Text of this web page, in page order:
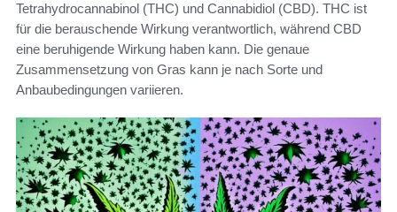
Tetrahydrocannabinol (THC) und Cannabidiol (CBD). THC ist
für die berauschende Wirkung verantwortlich, während CBD
eine beruhigende Wirkung haben kann. Die genaue
Zusammensetzung von Gras kann je nach Sorte und
Anbaubedingungen variieren.